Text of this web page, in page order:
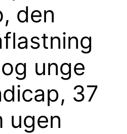
den
unge
37
ugen